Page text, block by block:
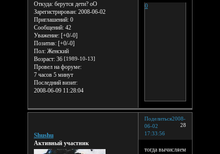
Откуда:берутся дети? оО
Зарегистрирован: 2008-06-02
Приглашений:0
Сообщений:42
Уважение: [+0/-0]
Позитив: [+0/-0]
Пол:Женский
Возраст:36 [1989-10-13]
Провел на форуме:
7 часов 5 минут
Последний визит:
2008-06-09 11:28:04
0
Поделиться
28
2008-
06-02
17:33:56
Shushu
Активный участник
тогда вычисляем